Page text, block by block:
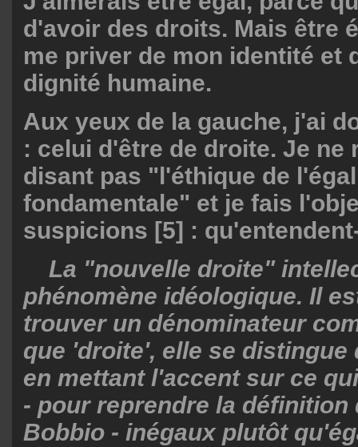
d'avoir des droits. Mais être
me priver de mon identité et
dignité humaine.
Aux yeux de la gauche, j'ai
: celui d'être de droite. Je ne
disant pas "l'éthique de
fondamentale" et je fais
suspicions [5] :
La "nouvelle droite"
phénomène idéologique. Il
trouver un dénominateur
que 'droite', elle se distingue
en mettant l'accent sur ce
- pour reprendre la définition
Bobbio - inégaux plutôt